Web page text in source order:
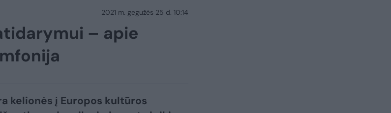
2021 m. gegužės 25 d. 10:14
– apie
kelionės į Europos kultūros